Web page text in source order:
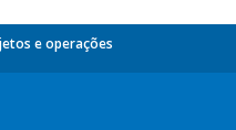
e operações